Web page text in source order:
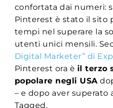
confortata dai numeri:
Pinterest è stato il sito
tempi nel superare la
utenti unici mensili.
Digital Marketer” di
Pinterest ora è il terzo
popolare negli USA
– e dopo aver superato
Tagged.